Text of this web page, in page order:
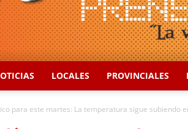
LOCALES PROVINCIALES
para este martes: La temperatura sigue subiendo